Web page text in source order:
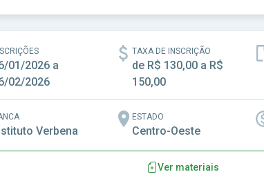
01/2026 a
02/2026
TAXA DE INSCRIÇÃO
de R$ 130,00 a R$
150,00
Verbena
ESTADO
Centro-Oeste
Ver materiais